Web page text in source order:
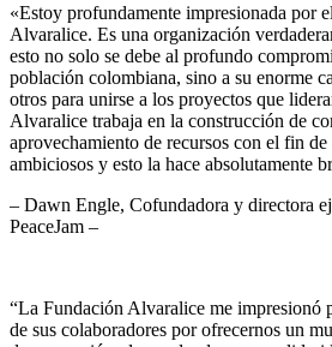
«Estoy profundamente impresionada por
Alvaralice. Es una organización
esto no solo se debe al profundo
población colombiana, sino a su enorme
otros para unirse a los proyectos que
Alvaralice trabaja en la construcción de
aprovechamiento de recursos con el fin
ambiciosos y esto la hace absolutamente
– Dawn Engle, Cofundadora y directora
PeaceJam –
“La Fundación Alvaralice me impresionó
de sus colaboradores por ofrecernos un